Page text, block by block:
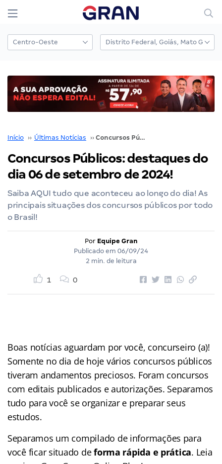
Início ›› Últimas Notícias ›› Concursos Públicos: destaques do dia 06 de setembro de 2024!
Concursos Públicos: destaques do
dia 06 de setembro de 2024!
Saiba AQUI tudo que aconteceu ao longo do dia! As
principais situações dos concursos públicos por todo
o Brasil!
Por Equipe Gran
Publicado em 06/09/24
2 min. de leitura
1 0
Boas notícias aguardam por você, concurseiro (a)!
Somente no dia de hoje vários concursos públicos
tiveram andamentos preciosos. Foram concursos
com editais publicados e autorizações. Separamos
tudo para você se organizar e preparar seus
estudos.
Separamos um compilado de informações para
você ficar situado deforma rápida e prática. Leia